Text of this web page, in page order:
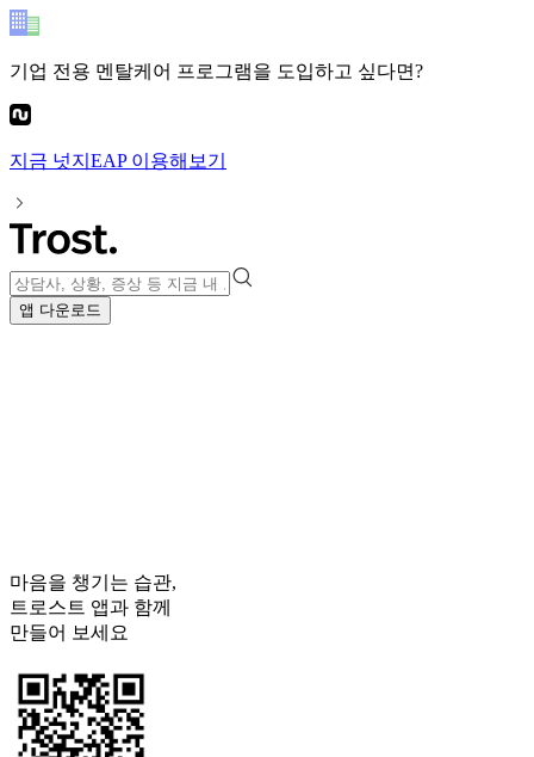
기업 전용 멘탈케어 프로그램을 도입하고 싶다면?
지금 넛지EAP이용해보기
앱 다운로드
마음을 챙기는 습관,
트로스트 앱과 함께
만들어 보세요